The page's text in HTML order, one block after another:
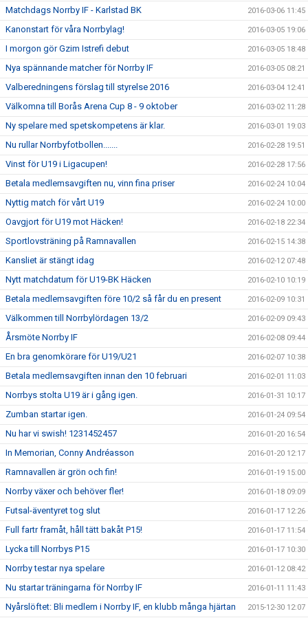
Matchdags Norrby IF - Karlstad BK 2016-03-06 11:45
Kanonstart för våra Norrbylag! 2016-03-05 19:06
I morgon gör Gzim Istrefi debut 2016-03-05 18:48
Nya spännande matcher för Norrby IF 2016-03-05 08:21
Valberedningens förslag till styrelse 2016 2016-03-04 12:41
Välkomna till Borås Arena Cup 8 - 9 oktober 2016-03-02 11:28
Ny spelare med spetskompetens är klar. 2016-03-01 19:03
Nu rullar Norrbyfotbollen....... 2016-02-28 19:51
Vinst för U19 i Ligacupen! 2016-02-28 17:56
Betala medlemsavgiften nu, vinn fina priser 2016-02-24 10:04
Nyttig match för vårt U19 2016-02-24 10:00
Oavgjort för U19 mot Häcken! 2016-02-18 22:34
Sportlovsträning på Ramnavallen 2016-02-15 14:38
Kansliet är stängt idag 2016-02-12 07:48
Nytt matchdatum för U19-BK Häcken 2016-02-10 10:19
Betala medlemsavgiften före 10/2 så får du en present 2016-02-09 10:31
Välkommen till Norrbylördagen 13/2 2016-02-09 09:43
Årsmöte Norrby IF 2016-02-08 09:44
En bra genomkörare för U19/U21 2016-02-07 10:38
Betala medlemsavgiften innan den 10 februari 2016-02-01 11:03
Norrbys stolta U19 är i gång igen. 2016-01-31 10:17
Zumban startar igen. 2016-01-24 09:54
Nu har vi swish! 1231452457 2016-01-20 16:54
In Memorian, Conny Andréasson 2016-01-20 12:17
Ramnavallen är grön och fin! 2016-01-19 15:00
Norrby växer och behöver fler! 2016-01-18 09:09
Futsal-äventyret tog slut 2016-01-17 12:26
Full fartr framåt, håll tätt bakåt P15! 2016-01-17 11:54
Lycka till Norrbys P15 2016-01-17 10:30
Norrby testar nya spelare 2016-01-12 08:42
Nu startar träningarna för Norrby IF 2016-01-11 11:43
Nyårslöftet: Bli medlem i Norrby IF, en klubb många hjärtan 2015-12-30 12:07